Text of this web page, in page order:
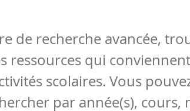
de recherche avancée,
ressources qui
scolaires. Vous
par année(s), cours,